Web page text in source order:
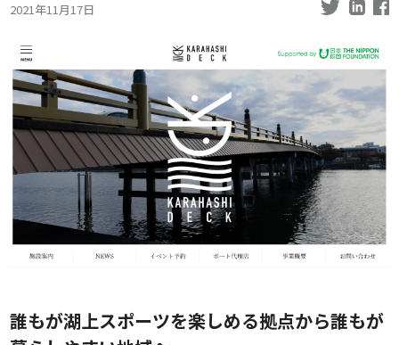
2021年11月17日
誰もが湖上スポーツを楽しめる拠点から誰もが